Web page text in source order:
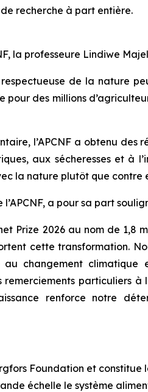
recherche à part entière.
la professeure Lindiwe
respectueuse de la nature
des millions
l’APCNF a obtenu
aux sécheresses et à
la nature plutôt que contre
a pour sa part
Prize 2026 au nom de
cette transformation.
changement
particuliers
renforce notre
Foundation et
échelle le système